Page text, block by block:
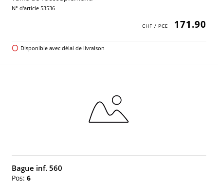
N° d'article 53536
171.90
Disponible avec délai de livraison
Bague inf. 560
Pos: 6